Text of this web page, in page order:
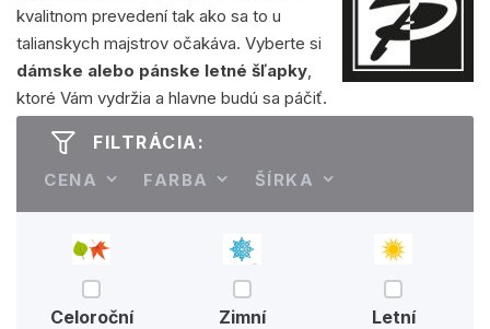
kvalitnom prevedení tak ako sa to u
talianskych majstrov očakáva. Vyberte si
dámske alebo pánske letné šľapky,
ktoré Vám vydržia a hlavne budú sa páčiť.
FILTRÁCIA:
CENA FARBA ŠÍRKA
Celoroční Zimní Letní